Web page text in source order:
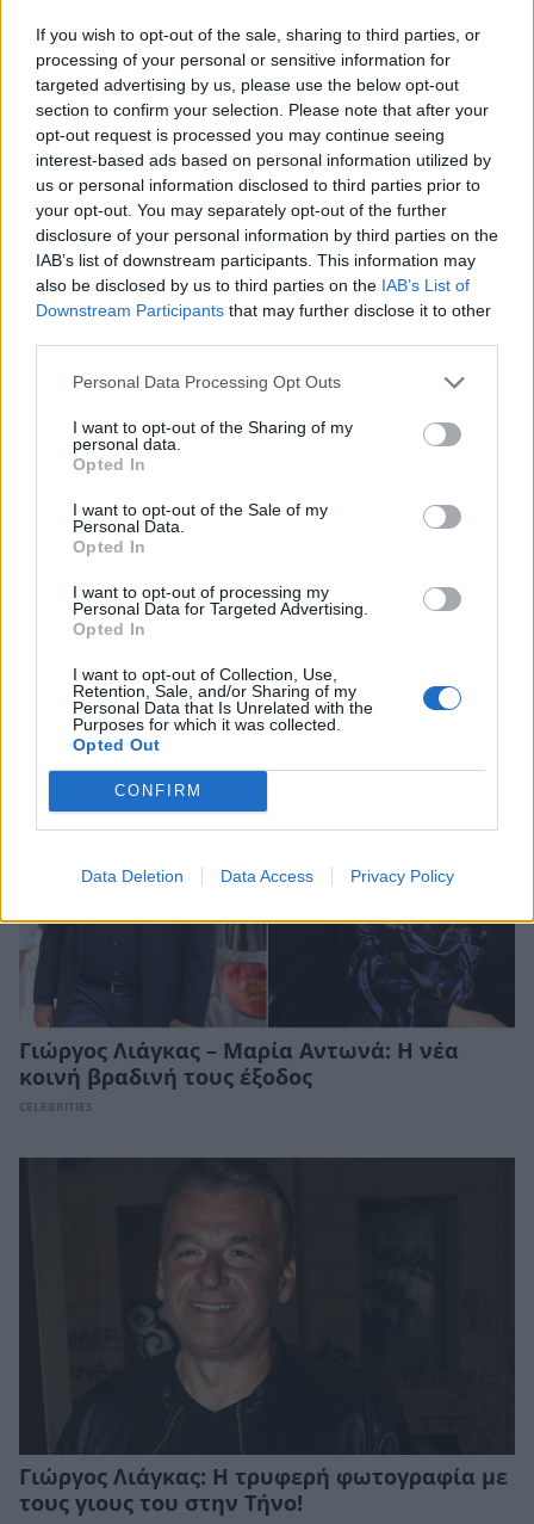
If you wish to opt-out of the sale, sharing to third parties, or
processing of your personal or sensitive information for
targeted advertising by us, please use the below opt-out
section to confirm your selection. Please note that after your
opt-out request is processed you may continue seeing
interest-based ads based on personal information utilized by
us or personal information disclosed to third parties prior to
your opt-out. You may separately opt-out of the further
disclosure of your personal information by third parties on the
IAB’s list of downstream participants. This information may
also be disclosed by us to third parties on the IAB’s List of
Downstream Participants that may further disclose it to other
Personal Data Processing Opt Outs
I want to opt-out of the Sharing of my
personal data.
Opted In
I want to opt-out of the Sale of my
Personal Data.
Opted In
I want to opt-out of processing my
Personal Data for Targeted Advertising.
Opted In
I want to opt-out of Collection, Use,
Retention, Sale, and/or Sharing of my
Personal Data that Is Unrelated with the
Purposes for which it was collected.
Opted Out
CONFIRM
Data Deletion Data Access Privacy Policy
Χάρης Ρώμας για Γιώργο Λιάγκα:
«Αναμενόμενα ζήτησε συγγνώμη γιατί έχει
εξυπνάδα να καταλάβει ότι οτιδήποτε άλλο
θα μεγάλωνε τη λαϊκή οργή»
ζήτησε ο Γιώργος Λιάγκας συγγνώμη, ας τον
αφήσουμε να το διαχειριστεί επί
CELEBRITIES
Γιώργος Λιάγκας – Μαρία Αντωνά: Η νέα
κοινή βραδινή τους έξοδος
CELEBRITIES
Γιώργος Λιάγκας: H τρυφερή φωτογραφία με
τους γιους του στην Τήνο!